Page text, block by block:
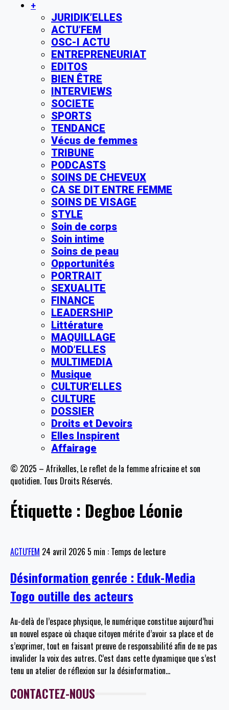
+
JURIDIK’ELLES
ACTU’FEM
OSC-I ACTU
ENTREPRENEURIAT
EDITOS
BIEN ÊTRE
INTERVIEWS
SOCIETE
SPORTS
TENDANCE
Vécus de femmes
TRIBUNE
PODCASTS
SOINS DE CHEVEUX
CA SE DIT ENTRE FEMME
SOINS DE VISAGE
STYLE
Soin de corps
Soin intime
Soins de peau
Opportunités
PORTRAIT
SEXUALITE
FINANCE
LEADERSHIP
Littérature
MAQUILLAGE
MOD’ELLES
MULTIMEDIA
Musique
CULTUR’ELLES
CULTURE
DOSSIER
Droits et Devoirs
Elles Inspirent
Affairage
© 2025 – Afrikelles, Le reflet de la femme africaine et son
quotidien. Tous Droits Réservés.
Étiquette : Degboe Léonie
ACTU'FEM 24 avril 2026 5 min : Temps de lecture
Désinformation genrée : Eduk-Media
Togo outille des acteurs
Au-delà de l’espace physique, le numérique constitue aujourd’hui
un nouvel espace où chaque citoyen mérite d’avoir sa place et de
s’exprimer, tout en faisant preuve de responsabilité afin de ne pas
invalider la voix des autres. C’est dans cette dynamique que s’est
tenu un atelier de réflexion sur la désinformation…
CONTACTEZ-NOUS